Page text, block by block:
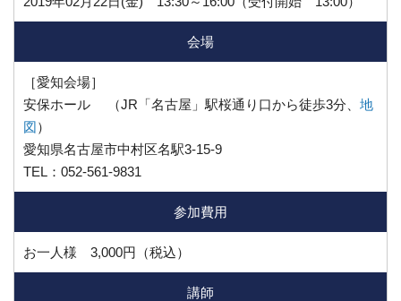
会場
［愛知会場］
安保ホール （JR「名古屋」駅桜通り口から徒歩3分、 地
図）
愛知県名古屋市中村区名駅3-15-9
TEL：052-561-9831
参加費用
お一人様 3,000円（税込）
講師